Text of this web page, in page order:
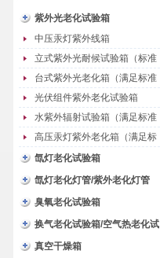
紫外光老化试验箱
中压汞灯紫外线箱
立式紫外光耐候试验箱（标准
型）
台式紫外光老化箱（满足标准
GB/T16776）
光伏组件紫外老化试验箱
水紫外辐射试验箱（满足标准
JC485-1992）
高压汞灯紫外老化箱（满足标
准GB/T16777）
氙灯老化试验箱
氙灯老化灯管/紫外老化灯管
（耗材）
臭氧老化试验箱
换气老化试验箱/空气热老化试
验箱
真空干燥箱